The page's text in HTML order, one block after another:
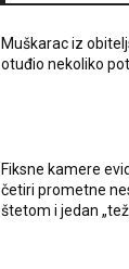
Muškarac iz
otuđio nekoliko
Fiksne kamere
četiri prometne
štetom i jedan